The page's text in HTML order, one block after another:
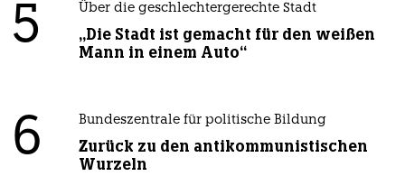
5 Über die geschlechtergerechte Stadt
„Die Stadt ist gemacht für den weißen
Mann in einem Auto“
6 Bundeszentrale für politische Bildung
Zurück zu den antikommunistischen
Wurzeln